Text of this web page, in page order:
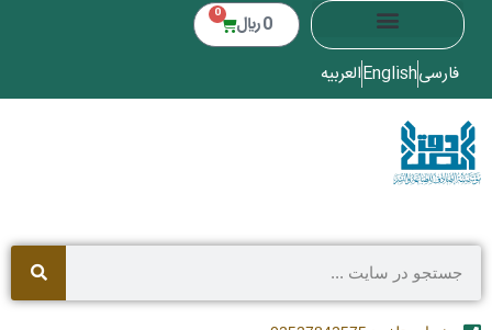
0 ﷼ 0
فارسیEnglishالعربیه